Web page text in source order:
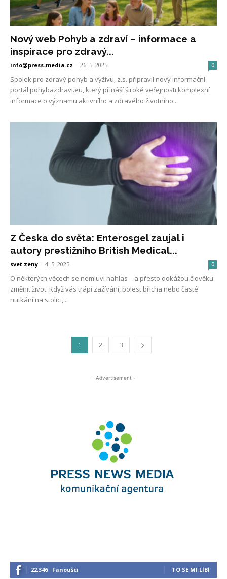
Nový web Pohyb a zdraví – informace a
inspirace pro zdravý...
info@press-media.cz - 26. 5. 2025 0
Spolek pro zdravý pohyb a výživu, z.s. připravil nový informační
portál pohybazdravi.eu, který přináší široké veřejnosti komplexní
informace o významu aktivního a zdravého životního...
Z Česka do světa: Enterosgel zaujal i
autory prestižního British Medical...
svet zeny - 4. 5. 2025 0
O některých věcech se nemluví nahlas – a přesto dokážou člověku
změnit život. Když vás trápí zažívání, bolest břicha nebo časté
nutkání na stolici,...
1 2 3
- Advertisement -
22,346 Fanoušci TO SE MI LÍBÍ